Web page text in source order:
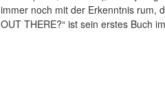
immer noch mit der Erkenntnis rum,
OUT THERE?“ ist sein erstes Buch